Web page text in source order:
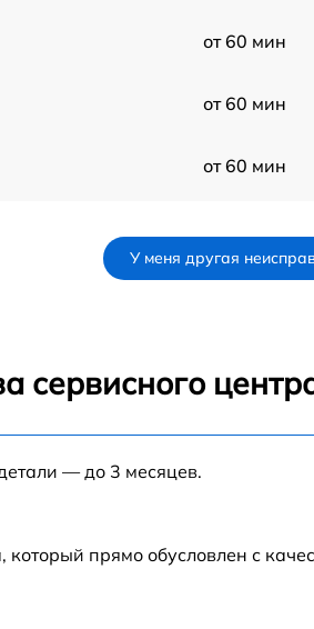
от 60 мин
от 60 мин
от 60 мин
У меня другая
сервисного
— до 3 месяцев.
прямо обусловлен с